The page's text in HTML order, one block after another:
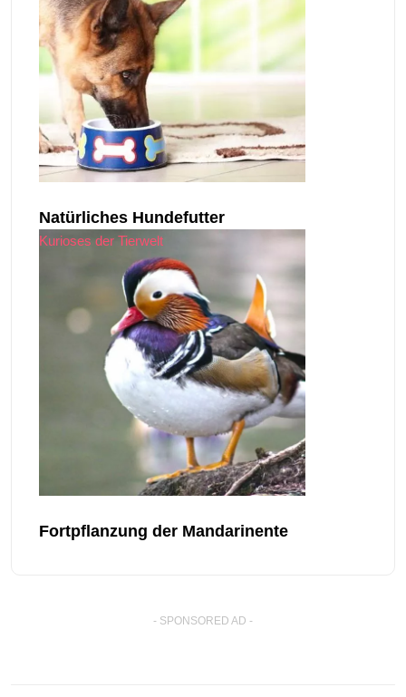
Natürliches Hundefutter
Kurioses der Tierwelt
Fortpflanzung der Mandarinente
- SPONSORED AD -